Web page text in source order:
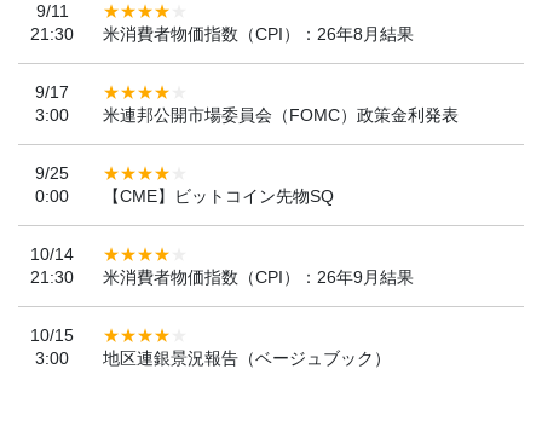
9/11
21:30
米消費者物価指数（CPI）：26年8月結果
9/17
3:00
米連邦公開市場委員会（FOMC）政策金利発表
9/25
0:00
【CME】ビットコイン先物SQ
10/14
21:30
米消費者物価指数（CPI）：26年9月結果
10/15
3:00
地区連銀景況報告（ベージュブック）